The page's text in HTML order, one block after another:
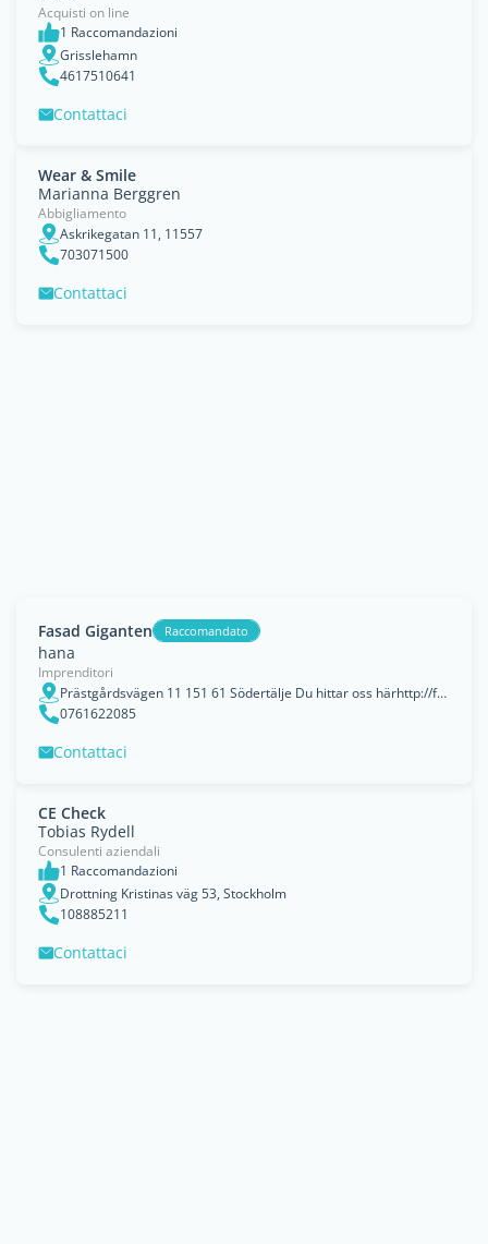
Acquisti on line
1 Raccomandazioni
Grisslehamn
4617510641
Contattaci
Wear & Smile
Marianna Berggren
Abbigliamento
Askrikegatan 11, 11557
703071500
Contattaci
Fasad Giganten Raccomandato
hana
Imprenditori
Prästgårdsvägen 11 151 61 Södertälje Du hittar oss härhttp://fasad-giganten.se, Stockholm
0761622085
Contattaci
CE Check
Tobias Rydell
Consulenti aziendali
1 Raccomandazioni
Drottning Kristinas väg 53, Stockholm
108885211
Contattaci